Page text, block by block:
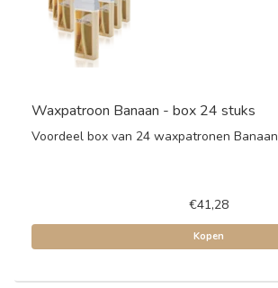
Waxpatroon Banaan - box 24 stuks
Voordeel box van 24 waxpatronen Banaan
€41,28
Kopen